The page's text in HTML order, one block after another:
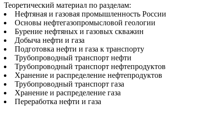
Теоретический материал по разделам:
Нефтяная и газовая промышленность России
Основы нефтегазопромысловой геологии
Бурение нефтяных и газовых скважин
Добыча нефти и газа
Подготовка нефти и газа к транспорту
Трубопроводный транспорт нефти
Трубопроводный транспорт нефтепродуктов
Хранение и распределение нефтепродуктов
Трубопроводный транспорт газа
Хранение и распределение газа
Переработка нефти и газа